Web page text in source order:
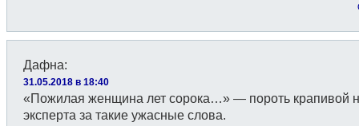
Дафна:
31.05.2018 в 18:40
«Пожилая женщина лет сорока…» — пороть крапивой
эксперта за такие ужасные слова.